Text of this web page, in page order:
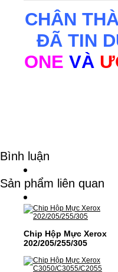
CHÂN
ĐÃ TIN
ONE VÀ
Bình luận
Sản phẩm liên quan
Chip Hộp Mực Xerox
202/205/255/305